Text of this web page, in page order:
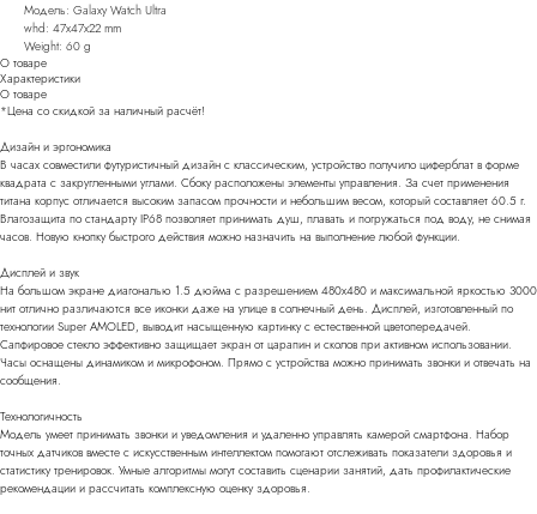
Модель: Galaxy Watch Ultra
whd: 47x47x22 mm
Weight: 60 g
О товаре
Характеристики
О товаре
*Цена со скидкой за наличный расчёт!
Дизайн и эргономика
В часах совместили футуристичный дизайн с классическим, устройство получило циферблат в форме
квадрата с закругленными углами. Сбоку расположены элементы управления. За счет применения
титана корпус отличается высоким запасом прочности и небольшим весом, который составляет 60.5 г.
Влагозащита по стандарту IP68 позволяет принимать душ, плавать и погружаться под воду, не снимая
часов. Новую кнопку быстрого действия можно назначить на выполнение любой функции.
Дисплей и звук
На большом экране диагональю 1.5 дюйма с разрешением 480x480 и максимальной яркостью 3000
нит отлично различаются все иконки даже на улице в солнечный день. Дисплей, изготовленный по
технологии Super AMOLED, выводит насыщенную картинку с естественной цветопередачей.
Сапфировое стекло эффективно защищает экран от царапин и сколов при активном использовании.
Часы оснащены динамиком и микрофоном. Прямо с устройства можно принимать звонки и отвечать на
сообщения.
Технологичность
Модель умеет принимать звонки и уведомления и удаленно управлять камерой смартфона. Набор
точных датчиков вместе с искусственным интеллектом помогают отслеживать показатели здоровья и
статистику тренировок. Умные алгоритмы могут составить сценарии занятий, дать профилактические
рекомендации и рассчитать комплексную оценку здоровья.